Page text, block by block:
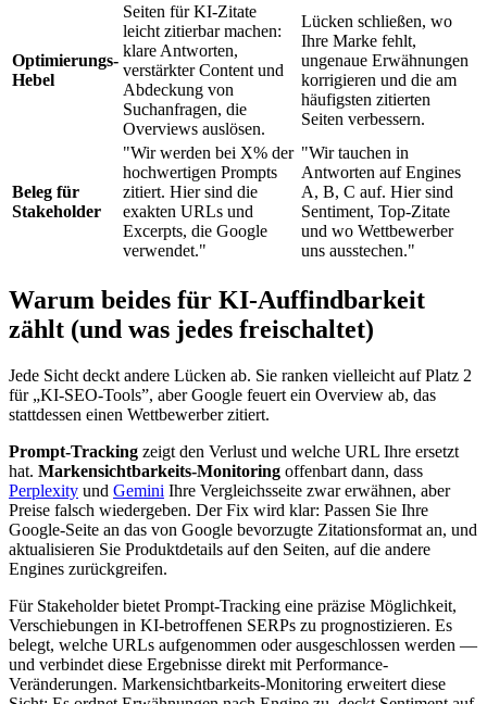
Optimierungs-
Hebel
Seiten für KI-Zitate
leicht zitierbar machen:
klare Antworten,
verstärkter Content und
Abdeckung von
Suchanfragen, die
Overviews auslösen.
Lücken schließen, wo
Ihre Marke fehlt,
ungenaue Erwähnungen
korrigieren und die am
häufigsten zitierten
Seiten verbessern.
Beleg für
Stakeholder
"Wir werden bei X% der
hochwertigen Prompts
zitiert. Hier sind die
exakten URLs und
Excerpts, die Google
verwendet."
"Wir tauchen in
Antworten auf Engines
A, B, C auf. Hier sind
Sentiment, Top-Zitate
und wo Wettbewerber
uns ausstechen."
Warum beides für KI-Auffindbarkeit
zählt (und was jedes freischaltet)
Jede Sicht deckt andere Lücken ab. Sie ranken vielleicht auf Platz 2
für „KI-SEO-Tools”, aber Google feuert ein Overview ab, das
stattdessen einen Wettbewerber zitiert.
Prompt-Tracking zeigt den Verlust und welche URL Ihre ersetzt
hat. Markensichtbarkeits-Monitoring offenbart dann, dass
Perplexity und Gemini Ihre Vergleichsseite zwar erwähnen, aber
Preise falsch wiedergeben. Der Fix wird klar: Passen Sie Ihre
Google-Seite an das von Google bevorzugte Zitationsformat an, und
aktualisieren Sie Produktdetails auf den Seiten, auf die andere
Engines zurückgreifen.
Für Stakeholder bietet Prompt-Tracking eine präzise Möglichkeit,
Verschiebungen in KI-betroffenen SERPs zu prognostizieren. Es
belegt, welche URLs aufgenommen oder ausgeschlossen werden —
und verbindet diese Ergebnisse direkt mit Performance-
Veränderungen. Markensichtbarkeits-Monitoring erweitert diese